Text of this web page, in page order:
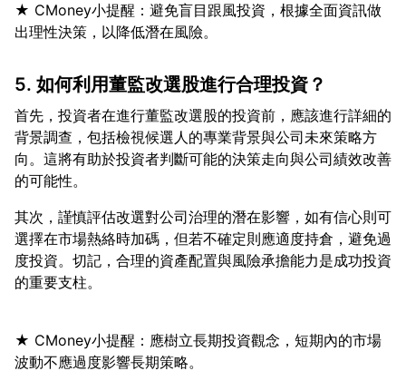
★ CMoney小提醒：避免盲目跟風投資，根據全面資訊做
5. 如何利用董監改選股進行合理投資？
首先，投資者在進行董監改選股的投資前，應該進行詳細的
背景調查，包括檢視候選人的專業背景與公司未來策略方
向。這將有助於投資者判斷可能的決策走向與公司績效改善
其次，謹慎評估改選對公司治理的潛在影響，如有信心則可
選擇在市場熱絡時加碼，但若不確定則應適度持倉，避免過
度投資。切記，合理的資產配置與風險承擔能力是成功投資
★ CMoney小提醒：應樹立長期投資觀念，短期內的市場